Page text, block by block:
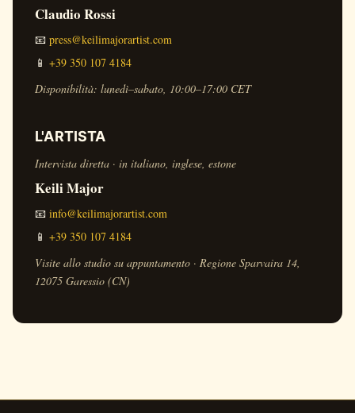
Claudio Rossi
📧 press@keilimajorartist.com
📱 +39 350 107 4184
Disponibilità: lunedì–sabato, 10:00–17:00 CET
L'ARTISTA
Intervista diretta · in italiano, inglese, estone
Keili Major
📧 info@keilimajorartist.com
📱 +39 350 107 4184
Visite allo studio su appuntamento · Regione Sparvaira 14,
12075 Garessio (CN)